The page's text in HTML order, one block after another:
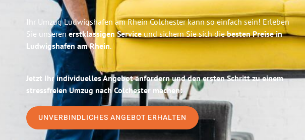
Ihr Umzug Ludwigshafen am Rhein Colchester kann so einfach sein! Erleben
Sie unserenerstklassigen Serviceund sichern Sie sich diebesten Preise in
Ludwigshafen am Rhein.
Jetzt Ihr individuelles Angebot anfordern und den ersten Schritt zu einem
stressfreien Umzug nach Colchester machen:
UNVERBINDLICHES ANGEBOT ERHALTEN